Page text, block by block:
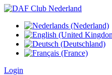
Login